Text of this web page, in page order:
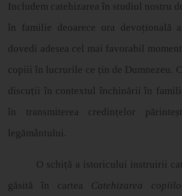
Includem catehizarea în studiul nostru
în familie deoarece ora devoțională
dovedi adesea cel mai favorabil
copiii în lucrurile ce țin de Dumnezeu. C
discuții în contextul închinării în
în transmiterea credințelor părinteș
legământului.
O schiță a istoricului instruirii
găsită în cartea Catehizarea